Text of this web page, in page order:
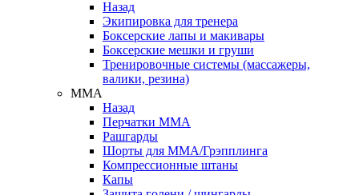
Назад
Экипировка для тренера
Боксерские лапы и макивары
Боксерские мешки и груши
Тренировочные системы (массажеры,
валики, резина)
ММА
Назад
Перчатки ММА
Рашгарды
Шорты для ММА/Грэпплинга
Компрессионные штаны
Капы